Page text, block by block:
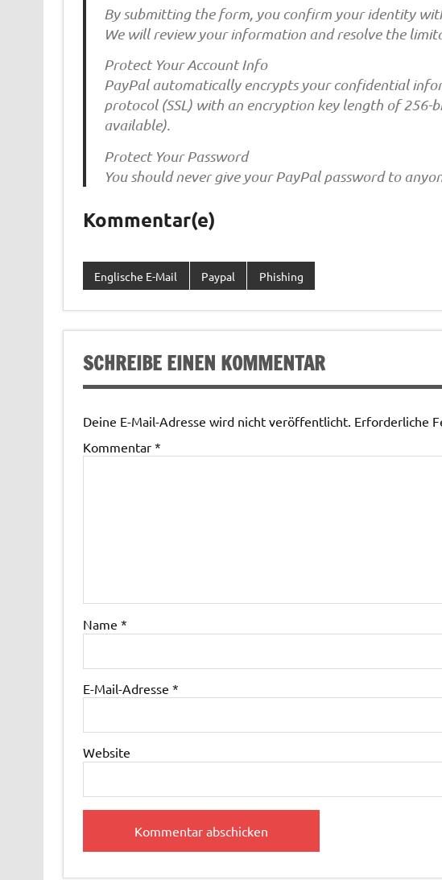
By submitting the form, you confirm your identity
We will review your information and resolve the
Protect Your Account Info
PayPal automatically encrypts your confidential
protocol (SSL) with an encryption key length of 256-
available).
Protect Your Password
You should never give your PayPal password to
Kommentar(e)
Englische E-Mail Paypal Phishing
SCHREIBE EINEN KOMMENTAR
Deine E-Mail-Adresse wird nicht veröffentlicht. Erforderliche
Kommentar *
Name *
E-Mail-Adresse *
Website